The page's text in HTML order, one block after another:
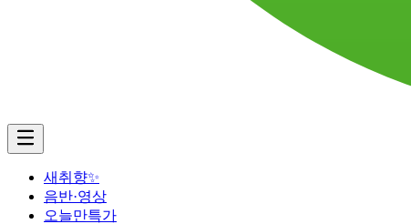
새취향✨
음반·영상
오늘만특가